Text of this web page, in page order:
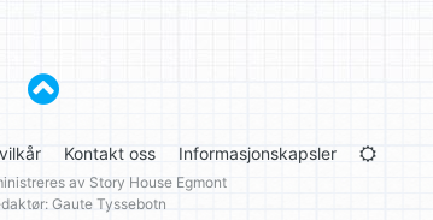
Kontakt oss Informasjonskapsler
av Story House Egmont
Gaute Tyssebotn